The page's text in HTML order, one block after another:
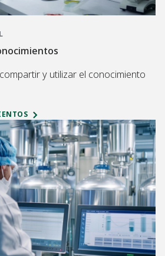
y utilizar el conocimiento